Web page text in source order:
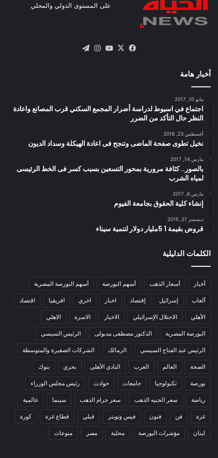
على المستوى الدولي والمحلي
فيسبوك
X يوتيوبانستقرام
أخبار هامة
مايو 10, 2017
اجتماع في اسيوط لدراسة أضرار المجمع السكني قرب المصانع واعادة
النظر حال التأكد من الضرر
أغسطس 23, 2016
نخيل تطوى صفحة الماضى وتنجح فى اعادة الهيكلة وسداد الديون
مارس 14, 2017
بالصور.. كثافة مرورية بمحور التسعين بسبب كسر فى الخط الرئيسى
لمياه الشرب
مارس 6, 2017
إنشاء كلية الحقوق بجامعة الفيوم
ديسمبر 21, 2015
قروض بقيمة 1 5مليار دولار لتنمية سيناء
الكلمات الدليلية
أخبار أسعار الذهب أسهم البورصة أسهم البورصة المصرية
ألعاب إسرائيل إقتصاد اخبار اخري افريقيا اقتصاد
الأهلي الاحتلال الإسرائيلي الاخبار الاسرة الاهلي
البورصة المصرية الدكتور مصطفى مدبولى الرئيس السيسي
الرئيس عبد الفتاح السيسي الزمالك الشركات الصغيرة والمتوسطة
الصحة العالم العرب النادي الأهلي بحري بنوك
بورصة تكنولوجيا جامعات حوادث رئيس مجلس الوزراء
رياضة سعر الجنيه الذهب سعر جرام الذهب سينما عالمية
غزة فن فنون فيس وتويتر قبلي قطاع غزة كورة
لبنان مؤشرات البورصة محلية مصر منوعات